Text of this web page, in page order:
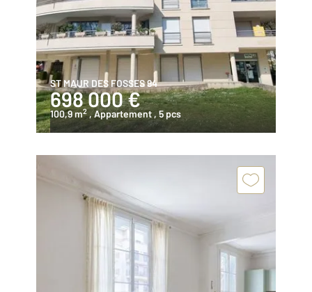
ST MAUR DES FOSSES 94
698 000 €
100,9 m2 , Appartement , 5 pcs